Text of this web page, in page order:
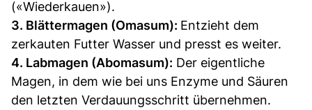
(«Wiederkauen»).
3. Blättermagen (Omasum): Entzieht dem
zerkauten Futter Wasser und presst es weiter.
4. Labmagen (Abomasum): Der eigentliche
Magen, in dem wie bei uns Enzyme und Säuren
den letzten Verdauungsschritt übernehmen.